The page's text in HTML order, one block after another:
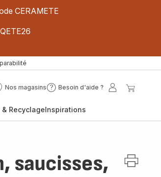
CERAMETE
Nos magasins Besoin d'aide ?
Besoin
?
Mon
& RecyclageInspirations
saucisses,